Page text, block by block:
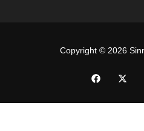
Copyright © 2026